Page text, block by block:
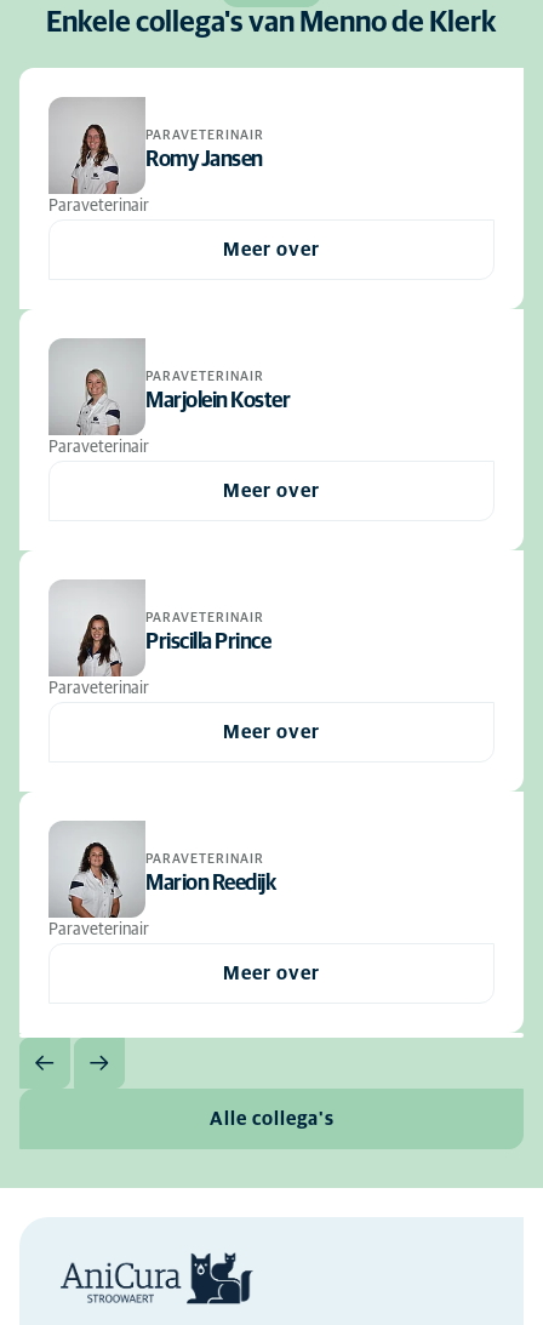
Enkele collega's van Menno de Klerk
PARAVETERINAIR
Romy Jansen
Paraveterinair
Meer over
PARAVETERINAIR
Marjolein Koster
Paraveterinair
Meer over
PARAVETERINAIR
Priscilla Prince
Paraveterinair
Meer over
PARAVETERINAIR
Marion Reedijk
Paraveterinair
Meer over
Alle collega's